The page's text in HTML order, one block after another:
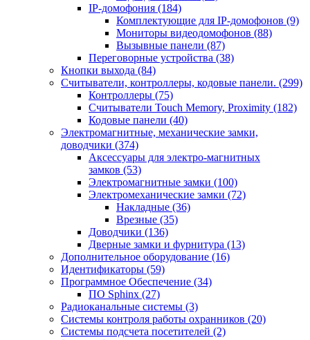
IP-домофония (184)
Комплектующие для IP-домофонов (9)
Мониторы видеодомофонов (88)
Вызывные панели (87)
Переговорные устройства (38)
Кнопки выхода (84)
Считыватели, контроллеры, кодовые панели. (299)
Контроллеры (75)
Считыватели Touch Memory, Proximity (182)
Кодовые панели (40)
Электромагнитные, механические замки,
доводчики (374)
Аксессуары для электро-магнитных
замков (53)
Электромагнитные замки (100)
Электромеханические замки (72)
Накладные (36)
Врезные (35)
Доводчики (136)
Дверные замки и фурнитура (13)
Дополнительное оборудование (16)
Идентификаторы (59)
Программное Обеспечение (34)
ПО Sphinx (27)
Радиоканальные системы (3)
Системы контроля работы охранников (20)
Системы подсчета посетителей (2)